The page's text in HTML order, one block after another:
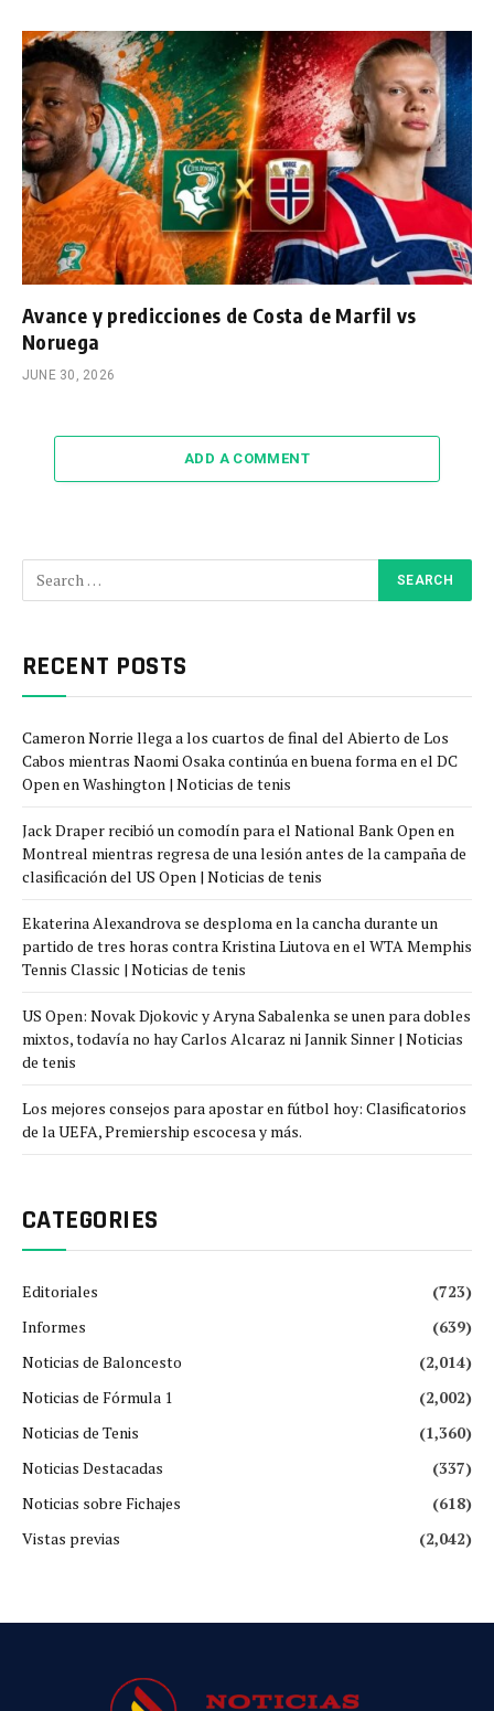
Avance y predicciones de Costa de Marfil vs
Noruega
JUNE 30, 2026
ADD A COMMENT
RECENT POSTS
Cameron Norrie llega a los cuartos de final del Abierto de Los
Cabos mientras Naomi Osaka continúa en buena forma en el DC
Open en Washington | Noticias de tenis
Jack Draper recibió un comodín para el National Bank Open en
Montreal mientras regresa de una lesión antes de la campaña de
clasificación del US Open | Noticias de tenis
Ekaterina Alexandrova se desploma en la cancha durante un
partido de tres horas contra Kristina Liutova en el WTA Memphis
Tennis Classic | Noticias de tenis
US Open: Novak Djokovic y Aryna Sabalenka se unen para dobles
mixtos, todavía no hay Carlos Alcaraz ni Jannik Sinner | Noticias
de tenis
Los mejores consejos para apostar en fútbol hoy: Clasificatorios
de la UEFA, Premiership escocesa y más.
CATEGORIES
Editoriales
(723)
Informes
(639)
Noticias de Baloncesto
(2,014)
Noticias de Fórmula 1
(2,002)
Noticias de Tenis
(1,360)
Noticias Destacadas
(337)
Noticias sobre Fichajes
(618)
Vistas previas
(2,042)